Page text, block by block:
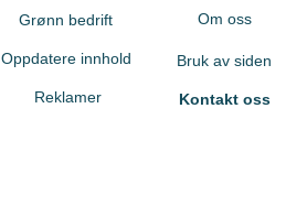
Grønn bedrift
Oppdatere innhold
Reklamer
Om oss
Bruk av siden
Kontakt oss